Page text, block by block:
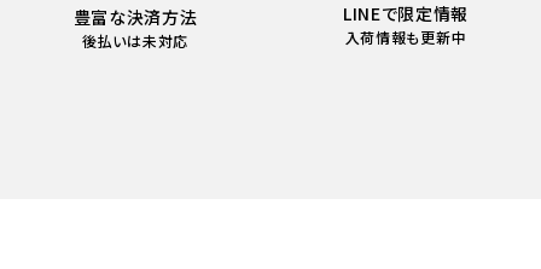
豊富な決済方法
後払いは未対応
LINEで限定情報
入荷情報も更新中